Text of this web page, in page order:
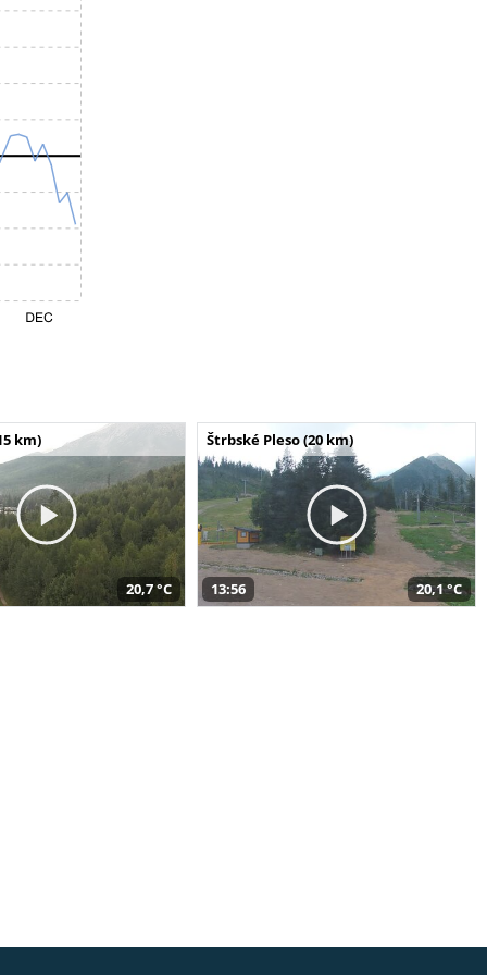
km)
20,7 °C
Štrbské Pleso (20 km)
13:56 20,1 °C